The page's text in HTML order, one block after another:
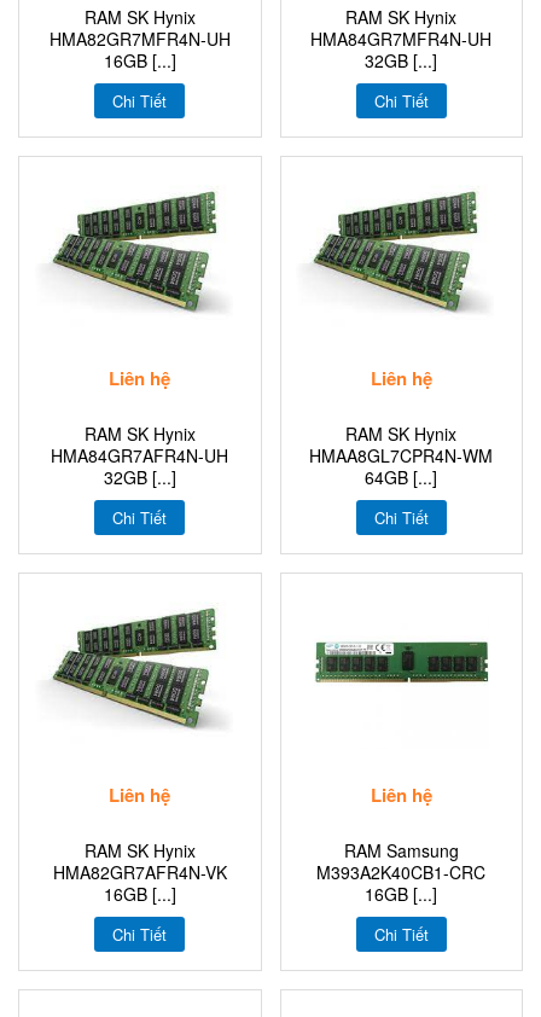
RAM SK Hynix
HMA82GR7MFR4N-UH
16GB [...]
Chi Tiết
RAM SK Hynix
HMA84GR7MFR4N‐UH
32GB [...]
Chi Tiết
Liên hệ
RAM SK Hynix
HMA84GR7AFR4N-UH
32GB [...]
Chi Tiết
Liên hệ
RAM SK Hynix
HMAA8GL7CPR4N-WM
64GB [...]
Chi Tiết
Liên hệ
RAM SK Hynix
HMA82GR7AFR4N-VK
16GB [...]
Chi Tiết
Liên hệ
RAM Samsung
M393A2K40CB1-CRC
16GB [...]
Chi Tiết